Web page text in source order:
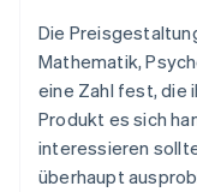
Können Sie
Preisstufen,
Weiter
Die
Mathematik,
eine Zahl fest, die
Produkt es sich
interessieren
überhaupt